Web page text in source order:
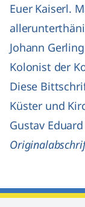
Euer Kaiserl.
Johann Gerling
Kolonist der
Diese
Küster und
Gustav